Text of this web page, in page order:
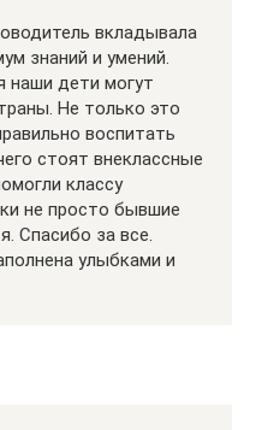
вкладывала
знаний и умений.
наши дети могут
Не только это
воспитать
стоят внеклассные
классу
не просто бывшие
Спасибо за все.
улыбками и